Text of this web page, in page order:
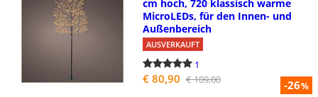
-26%
cm hoch, 720 klassisch warme
MicroLEDs, für den Innen- und
Außenbereich
AUSVERKAUFT
1
€ 80,90 € 109,00